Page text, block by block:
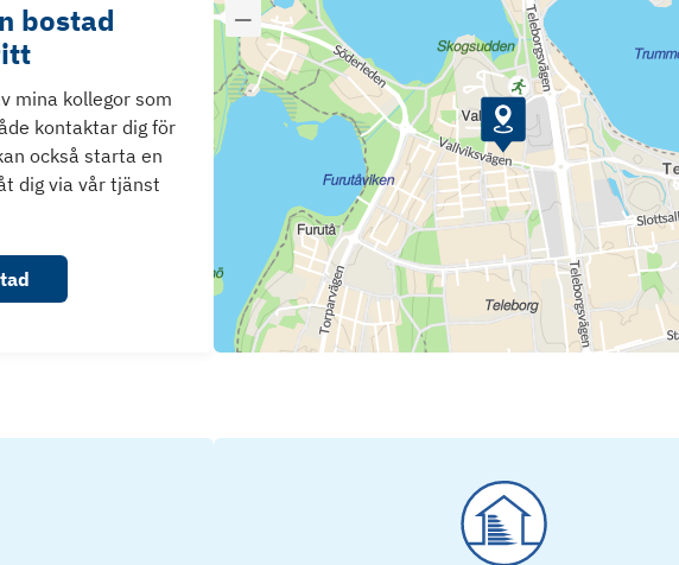
bostad
mina kollegor som
kontaktar dig för
också starta en
dig via vår tjänst